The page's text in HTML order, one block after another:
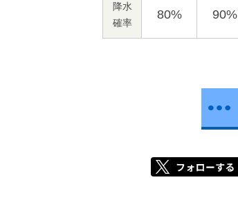
降水
確率
80% 90%